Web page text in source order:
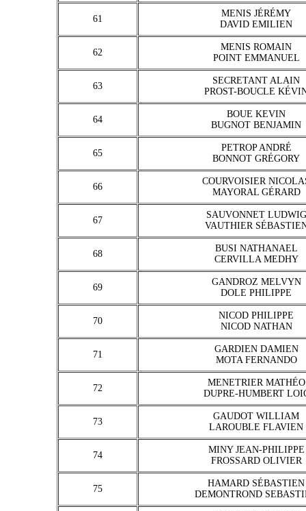
61
MENIS JÉRÉMY
DAVID EMILIEN
62
MENIS ROMAIN
POINT EMMANUEL
63
SECRETANT ALAIN
PROST-BOUCLE
64
BOUE KEVIN
BUGNOT BENJAMIN
65
PETROP ANDRÉ
BONNOT GRÉGORY
66
COURVOISIER
MAYORAL GÉRARD
67
SAUVONNET LUDWIG
VAUTHIER
68
BUSI NATHANAEL
CERVILLA MEDHY
69
GANDROZ MELVYN
DOLE PHILIPPE
70
NICOD PHILIPPE
NICOD NATHAN
71
GARDIEN DAMIEN
MOTA FERNANDO
72
MENETRIER MATHÉO
DUPRE-HUMBERT
73
GAUDOT WILLIAM
LAROUBLE FLAVIEN
74
MINY JEAN-PHILIPPE
FROSSARD OLIVIER
75
HAMARD SÉBASTIEN
DEMONTROND